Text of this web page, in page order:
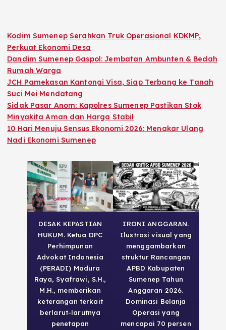
Kodim Sumenep Serahkan Truk Operasional KDKMP,
Perkuat Ekonomi Desa
Dandim Sumenep Gaspol: Jembatan Ambunten & Bedah
Rumah Warga
JCH Pamekasan Kantongi Visa, Siap Terbang ke Tanah
Suci Mei Mendatang
Sidak Pasar Anom: Kapolres Sumenep Pastikan Stok
Minyakita Aman dan Harga Stabil
10 Hari Menuju Sensus Ekonomi 2026: Menakar Ulang
Nadi Ekonomi Sumenep
DESAK KEPASTIAN
HUKUM. Ketua DPC
Perhimpunan
Advokat Indonesia
(PERADI) Madura
Raya, Syafrawi, S.H.,
M.H., memberikan
keterangan terkait
berlarut-larutnya
penetapan
IRONI ANGGARAN.
Ilustrasi visual yang
menggambarkan
struktur Rancangan
APBD Kabupaten
Sumenep Tahun
Anggaran 2026.
Dominasi Belanja
Operasi yang
mencapai 70 persen